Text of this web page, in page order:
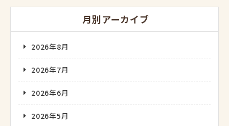
月別アーカイブ
2026年8月
2026年7月
2026年6月
2026年5月